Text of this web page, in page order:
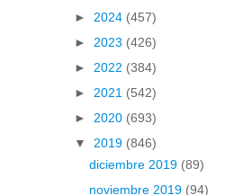
► 2024 (457)
► 2023 (426)
► 2022 (384)
► 2021 (542)
► 2020 (693)
▼ 2019 (846)
diciembre 2019 (89)
noviembre 2019 (94)